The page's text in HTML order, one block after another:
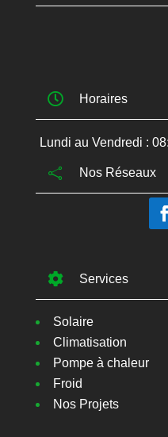
 Horaires
Lundi au Vendredi :
 Nos Réseaux
 Services
Solaire
Climatisation
Pompe à chaleur
Froid
Nos Projets